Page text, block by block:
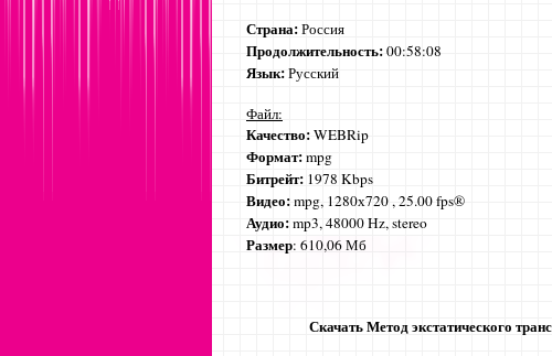
Страна:Россия
Продолжительность:00:58:08
Язык:Русский
Файл:
Качество:WEBRip
Формат:mpg
Битрейт: 1978 Kbps
Видео:mpg, 1280х720 , 25.00 fps®
Аудио:mp3, 48000 Hz, stereo
Размер: 610,06 Мб
Скачать Метод экстатического